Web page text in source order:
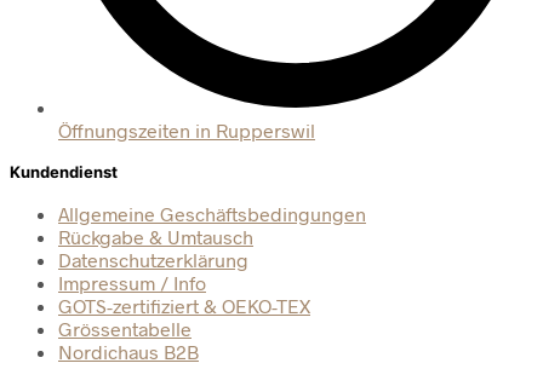
Öffnungszeiten in Rupperswil
Kundendienst
Allgemeine Geschäftsbedingungen
Rückgabe & Umtausch
Datenschutzerklärung
Impressum / Info
GOTS-zertifiziert & OEKO-TEX
Grössentabelle
Nordichaus B2B